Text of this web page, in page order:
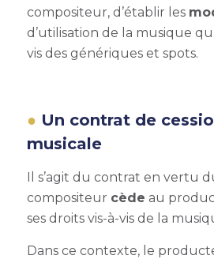
compositeur, d’établir les
d’utilisation de la musique
vis des génériques et spots.
Un contrat de
musicale
Il s’agit du contrat en vertu
compositeur cède au
ses droits vis-à-vis de la
Dans ce contexte, le